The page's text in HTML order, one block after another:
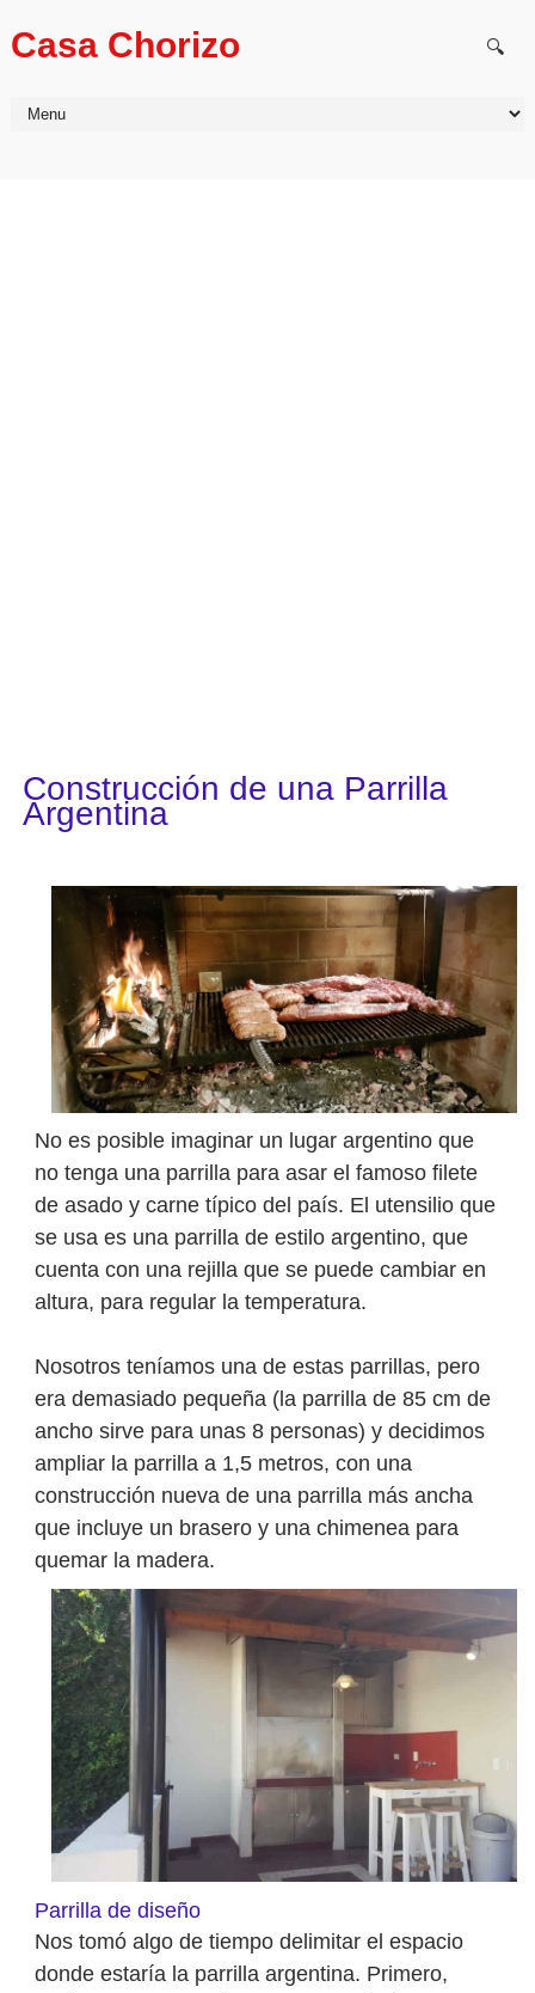
Casa Chorizo
Construcción de una Parrilla
Argentina
No es posible imaginar un lugar argentino que
no tenga una parrilla para asar el famoso filete
de asado y carne típico del país. El utensilio que
se usa es una parrilla de estilo argentino, que
cuenta con una rejilla que se puede cambiar en
altura, para regular la temperatura.
Nosotros teníamos una de estas parrillas, pero
era demasiado pequeña (la parrilla de 85 cm de
ancho sirve para unas 8 personas) y decidimos
ampliar la parrilla a 1,5 metros, con una
construcción nueva de una parrilla más ancha
que incluye un brasero y una chimenea para
quemar la madera.
Parrilla de diseño
Nos tomó algo de tiempo delimitar el espacio
donde estaría la parrilla argentina. Primero,